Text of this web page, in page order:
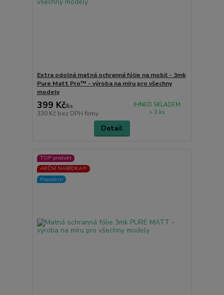
Extra odolná matná ochranná fólie na mobil - 3mk
Pure Matt Pro™ - výroba na míru pro všechny
modely
399 Kč/ks
330 Kč bez DPH firmy
IHNED SKLADEM
> 3 ks
Detail
TOP produkt
AKČNÍ NABÍDKA!!!
Populární